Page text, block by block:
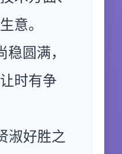
意。
圆满，
时有争
淑好胜之